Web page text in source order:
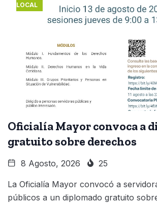
LOCAL
Oficialía Mayor convoca a
gratuito sobre derechos
8 Agosto, 2026 25
La Oficialía Mayor convocó a
públicos a un diplomado gratuito